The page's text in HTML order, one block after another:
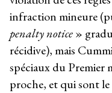
infraction mineure
penalty notice»
récidive), mais
spéciaux du Premier
proche, et qui sont